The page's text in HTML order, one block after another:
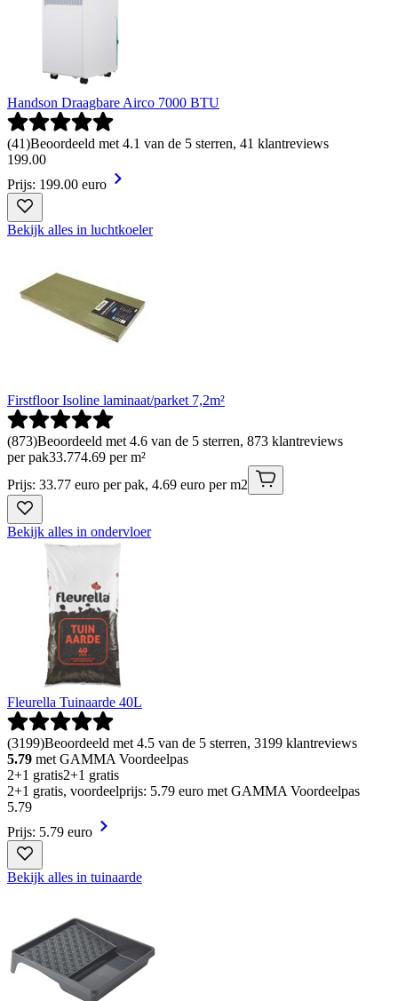
Handson Draagbare Airco 7000 BTU
(41)Beoordeeld met 4.1 van de 5 sterren, 41 klantreviews
199.00
Prijs: 199.00 euro
Bekijk alles in luchtkoeler
Firstfloor Isoline laminaat/parket 7,2m²
(873)Beoordeeld met 4.6 van de 5 sterren, 873 klantreviews
per pak33.774.69 per m²
Prijs: 33.77 euro per pak, 4.69 euro per m2
Bekijk alles in ondervloer
Fleurella Tuinaarde 40L
(3199)Beoordeeld met 4.5 van de 5 sterren, 3199 klantreviews
5.79 met GAMMA Voordeelpas
2+1 gratis2+1 gratis
2+1 gratis, voordeelprijs: 5.79 euro met GAMMA Voordeelpas
5.79
Prijs: 5.79 euro
Bekijk alles in tuinaarde